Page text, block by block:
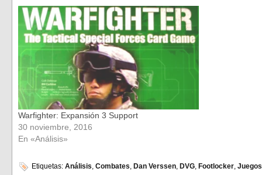
Warfighter: Expansión 3 Support
30 noviembre, 2016
En «Análisis»
Etiquetas: Análisis, Combates, Dan Verssen, DVG, Footlocker,